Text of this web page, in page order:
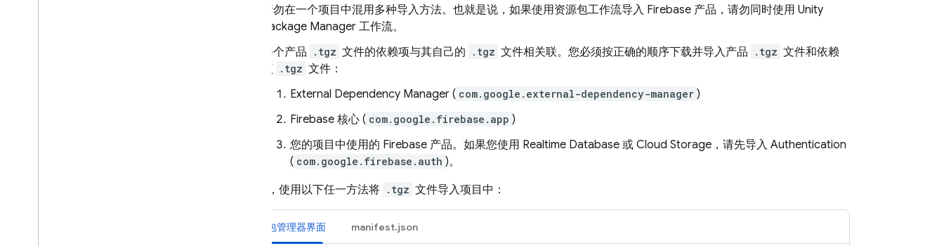
请勿在一个项目中混用多种导入方法。也就是说，如果使用资源包工作流导入 Firebase 产品，请勿同时使用 Unity
Package Manager 工作流。
每个产品
.tgz 文件的依赖项与其自己的 .tgz 文件相关联。您必须按正确的顺序下载并导入产品 .tgz 文件和依赖
项
.tgz 文件：
External Dependency Manager ( com.google.external-dependency-manager )
Firebase 核心 ( com.google.firebase.app )
您的项目中使用的 Firebase 产品。如果您使用 Realtime Database 或 Cloud Storage ，请先导入 Authentication
( com.google.firebase.auth )。
下载后，使用以下任一方法将 .tgz 文件导入项目中：
软件包管理器界面 manifest.json